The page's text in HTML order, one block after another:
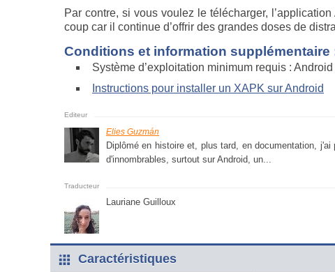
Par contre, si vous voulez le télécharger,
coup car il continue d’offrir des grandes doses de
Conditions et information supplémentaire
Système d’exploitation minimum requis : Android
Instructions pour installer un XAPK sur Android
Elies Guzmán
Diplômé en histoire et, plus tard, en documentation,
d'innombrables, surtout sur Android, un...
Lauriane Guilloux
Caractéristiques